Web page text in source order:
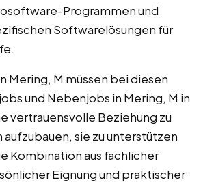
Programmen und
Softwarelösungen für
Mering, M müssen bei diesen
und Nebenjobs in Mering, M in
vertrauensvolle Beziehung zu
sie zu unterstützen
Kombination aus fachlicher
Eignung und praktischer